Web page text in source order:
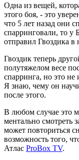
Одна из вещей,
этого боя, - это
что 5 лет назад они
спарринговали, то у
отправил Гвоздика в
Гвоздик теперь
полутяжелом весе
спарринга, но это не
Я знаю, чему он
после этого.
В любом случае это
ментально смотреть
может повториться
возможность того,
Атлас ProBox TV.